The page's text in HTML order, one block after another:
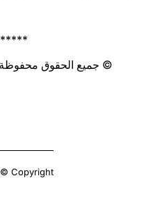
© جميع الحقوق محفوظة –
Copyright © دائرة الاتصالات